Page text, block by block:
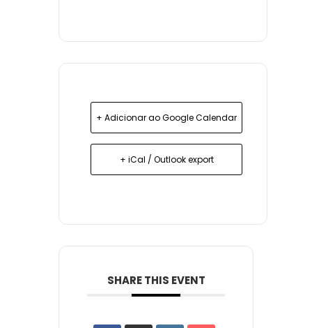
+ Adicionar ao Google Calendar
+ iCal / Outlook export
SHARE THIS EVENT